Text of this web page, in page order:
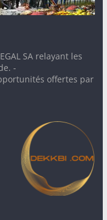
SA relayant les
-
offertes par